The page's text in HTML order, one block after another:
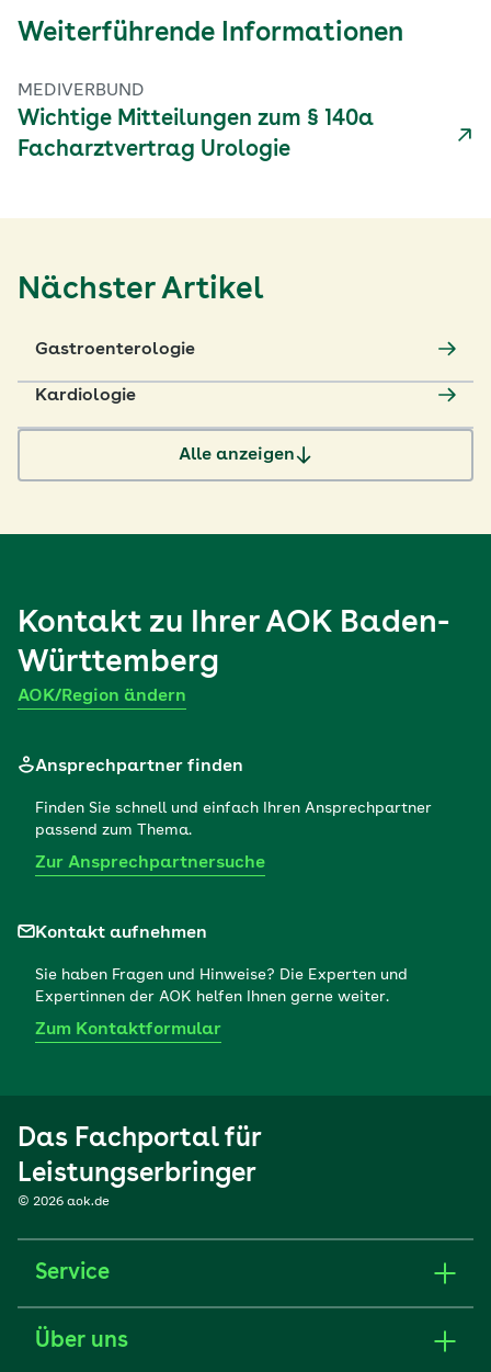
Weiterführende Informationen
MEDIVERBUND
Wichtige Mitteilungen zum § 140a
Facharztvertrag Urologie
Nächster Artikel
Gastroenterologie
Kardiologie
Alle anzeigen
Kontakt zu IhrerAOK Baden-
Württemberg
AOK/Region ändern
Ansprechpartner finden
Finden Sie schnell und einfach Ihren Ansprechpartner
passend zum Thema.
Zur Ansprechpartnersuche
Kontakt aufnehmen
Sie haben Fragen und Hinweise? Die Experten und
Expertinnen der AOK helfen Ihnen gerne weiter.
Zum Kontaktformular
Das Fachportal für
Leistungserbringer
© 2026 aok.de
Service
Über uns